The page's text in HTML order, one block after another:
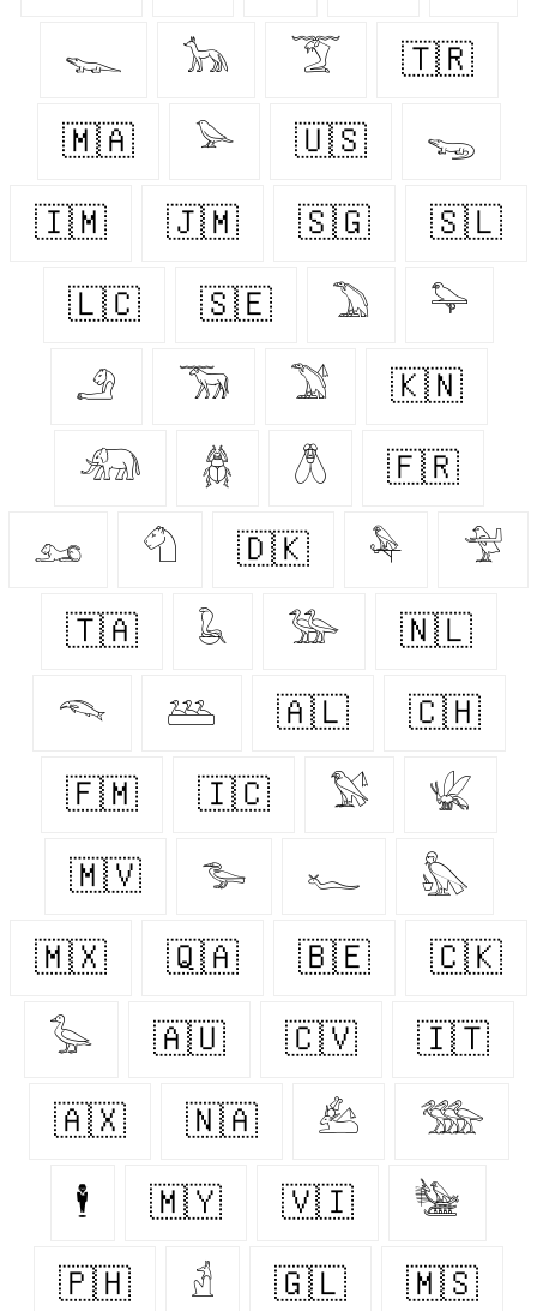
𓆊 𓃥 𓄆 🇹🇷
🇲🇦 𓅪 🇺🇸 𓆌
🇮🇲 🇯🇲 🇸🇬 🇸🇱
🇱🇨 🇸🇪 𓅐 𓅍
𓄂 𓃞 𓅑 🇰🇳
𓃰 𓆣 𓆦 🇫🇷
𓃭 𓄇 🇩🇰 𓅆 𓅴
🇹🇦 𓆘 𓅺 🇳🇱
𓆞 𓅹 🇦🇱 🇨🇭
🇫🇲 🇮🇨 𓅄 𓆤
🇲🇻 𓅧 𓆑 𓅽
🇲🇽 🇶🇦 🇧🇪 🇨🇰
𓅭 🇦🇺 🇨🇻 🇮🇹
🇦🇽 🇳🇦 𓃕 𓅢
🕴 🇲🇾 🇻🇮 𓅋
🇵🇭 𓁢 🇬🇱 🇲🇸